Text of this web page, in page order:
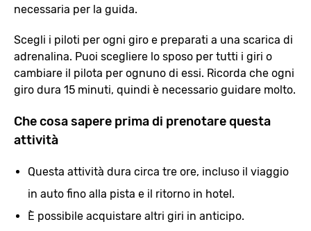
necessaria per la guida.
Scegli i piloti per ogni giro e preparati a una scarica di
adrenalina. Puoi scegliere lo sposo per tutti i giri o
cambiare il pilota per ognuno di essi. Ricorda che ogni
giro dura 15 minuti, quindi è necessario guidare molto.
Che cosa sapere prima di prenotare questa
attività
Questa attività dura circa tre ore, incluso il viaggio
in auto fino alla pista e il ritorno in hotel.
È possibile acquistare altri giri in anticipo.